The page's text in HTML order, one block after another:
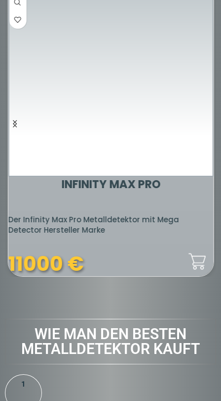
INFINITY MAX PRO
Der Infinity Max Pro Metalldetektor mit Mega
Detector Hersteller Marke
11000€
WIE MAN DEN BESTEN
METALLDETEKTOR KAUFT
1